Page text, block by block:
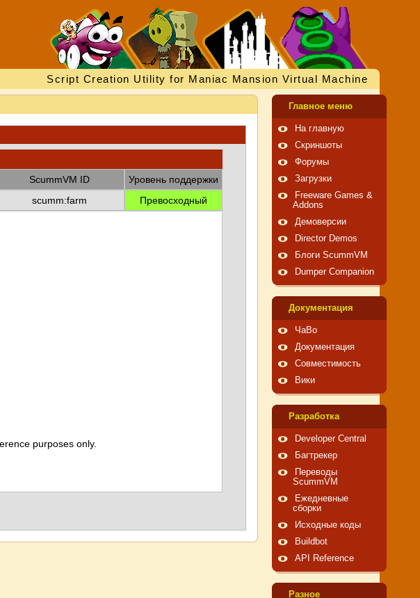
Script Creation Utility for Maniac Mansion Virtual Machine
ScummVM ID
Уровень поддержки
scumm:farm Превосходный
purposes only.
Главное меню
На главную
Скриншоты
Форумы
Загрузки
Freeware Games &
Addons
Демоверсии
Director Demos
Блоги ScummVM
Dumper Companion
Документация
ЧаВо
Документация
Совместимость
Вики
Pазработка
Developer Central
Багтрекер
Переводы
ScummVM
Ежедневные
сборки
Исходные коды
Buildbot
API Reference
Pазное